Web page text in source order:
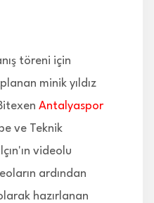
töreni için
minik yıldız
Antalyaspor
ve Teknik
videolu
ardından
hazırlanan